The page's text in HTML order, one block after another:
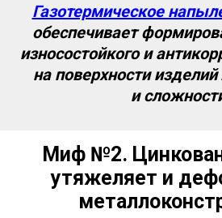
Газотермическое
обеспечивает
износостойкого и
на поверхности
и
Миф №2.
утяжеляет и